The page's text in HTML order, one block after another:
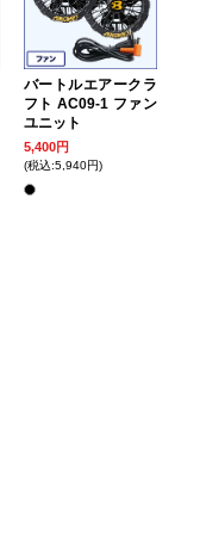
バートルエアークラ
フト AC09-1 ファン
ユニット
5,400円
(税込:5,940円)